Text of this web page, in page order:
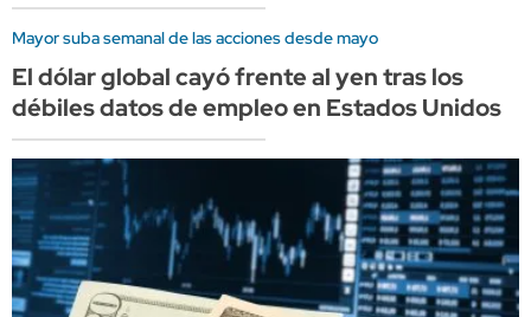
Mayor suba semanal de las acciones desde mayo
El dólar global cayó frente al yen tras los
débiles datos de empleo en Estados Unidos